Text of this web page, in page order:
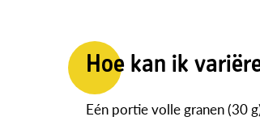
Hoe kan ik
Eén portie volle granen (30